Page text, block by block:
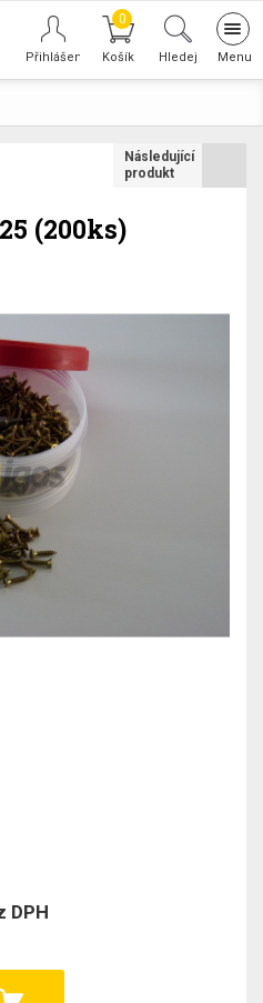
0
Hledej
Následující
produkt
(200ks)
DPH